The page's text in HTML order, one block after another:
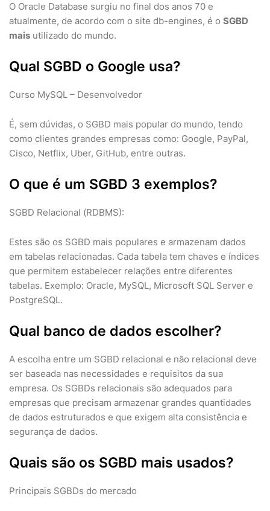
O Oracle Database surgiu no final dos anos 70 e
atualmente, de acordo com o site db-engines, é o SGBD
mais utilizado do mundo.
Qual SGBD o Google usa?
Curso MySQL – Desenvolvedor
É, sem dúvidas, o SGBD mais popular do mundo, tendo
como clientes grandes empresas como: Google, PayPal,
Cisco, Netflix, Uber, GitHub, entre outras.
O que é um SGBD 3 exemplos?
SGBD Relacional (RDBMS):
Estes são os SGBD mais populares e armazenam dados
em tabelas relacionadas. Cada tabela tem chaves e índices
que permitem estabelecer relações entre diferentes
tabelas. Exemplo: Oracle, MySQL, Microsoft SQL Server e
PostgreSQL.
Qual banco de dados escolher?
A escolha entre um SGBD relacional e não relacional deve
ser baseada nas necessidades e requisitos da sua
empresa. Os SGBDs relacionais são adequados para
empresas que precisam armazenar grandes quantidades
de dados estruturados e que exigem alta consistência e
segurança de dados.
Quais são os SGBD mais usados?
Principais SGBDs do mercado